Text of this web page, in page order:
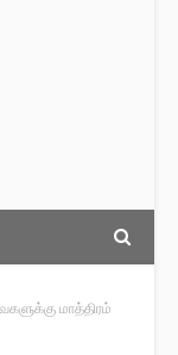
மாத்திரம்